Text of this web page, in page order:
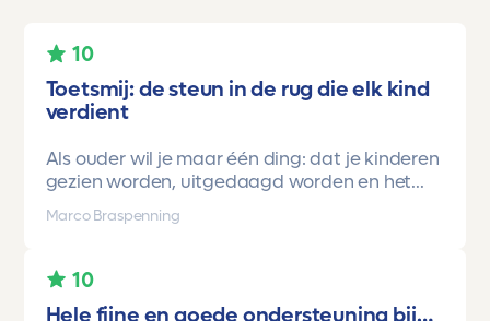
10
Toetsmij: de steun in de rug die elk kind
verdient
Als ouder wil je maar één ding: dat je kinderen
gezien worden, uitgedaagd worden en het
vertrouwen krijgen dat ze méér kunnen dan ze
zelf soms denken. Voor ons is Toetsmij daarin
Marco Braspenning
10
Hele fijne en goede ondersteuning bij…